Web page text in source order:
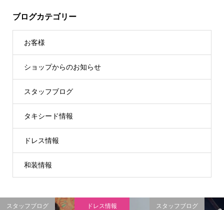
ブログカテゴリー
お客様
ショップからのお知らせ
スタッフブログ
タキシード情報
ドレス情報
和装情報
スタッフブログ ドレス情報 スタッフブログ